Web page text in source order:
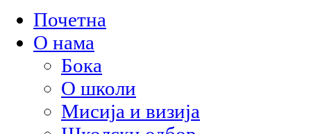
Почетна
О нама
Бока
О школи
Мисија и визија